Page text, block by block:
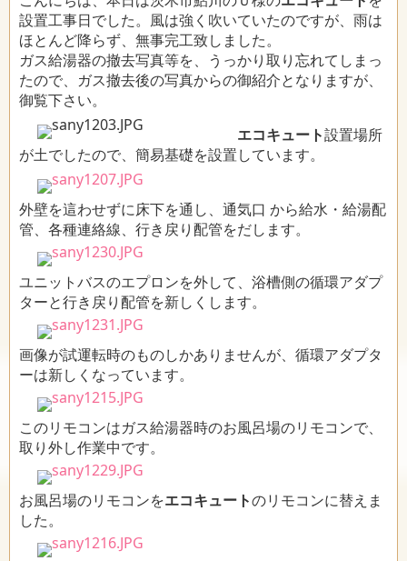
設置工事日でした。風は強く吹いていたのですが、雨は
ほとんど降らず、無事完工致しました。
ガス給湯器の撤去写真等を、うっかり取り忘れてしまっ
たので、ガス撤去後の写真からの御紹介となりますが、
御覧下さい。
エコキュート設置場所
が土でしたので、簡易基礎を設置しています。
外壁を這わせずに床下を通し、通気口 から給水・給湯配
管、各種連絡線、行き戻り配管をだします。
ユニットバスのエプロンを外して、浴槽側の循環アダプ
ターと行き戻り配管を新しくします。
画像が試運転時のものしかありませんが、循環アダプタ
ーは新しくなっています。
このリモコンはガス給湯器時のお風呂場のリモコンで、
取り外し作業中です。
お風呂場のリモコンをエコキュートのリモコンに替えま
した。